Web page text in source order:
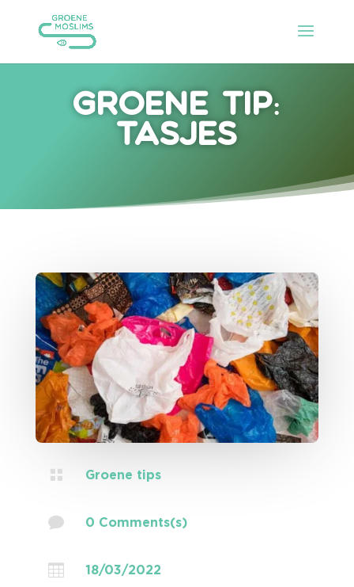
Groene tip:
tasjes
 Groene tips
 0 Comments(s)
 18/03/2022